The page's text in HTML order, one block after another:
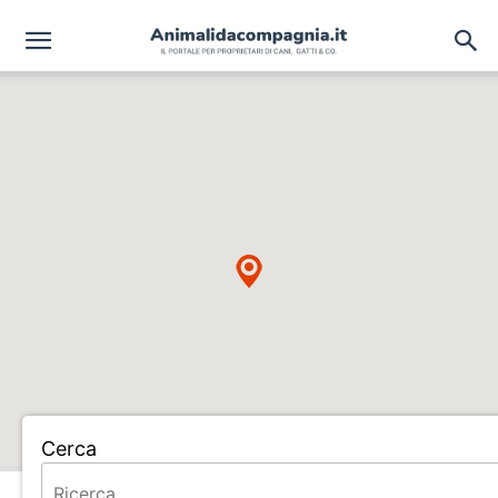
Cerca
Home ALLEVAMENTO S.FILIPPO